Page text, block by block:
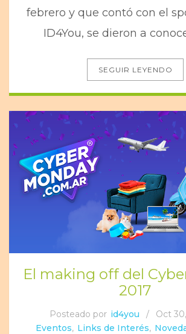
febrero y que contó con el
ID4You, se dieron a
SEGUIR LEYENDO
El making off del
2017
Posteado por id4you / Oct
Eventos, Links de Interés,